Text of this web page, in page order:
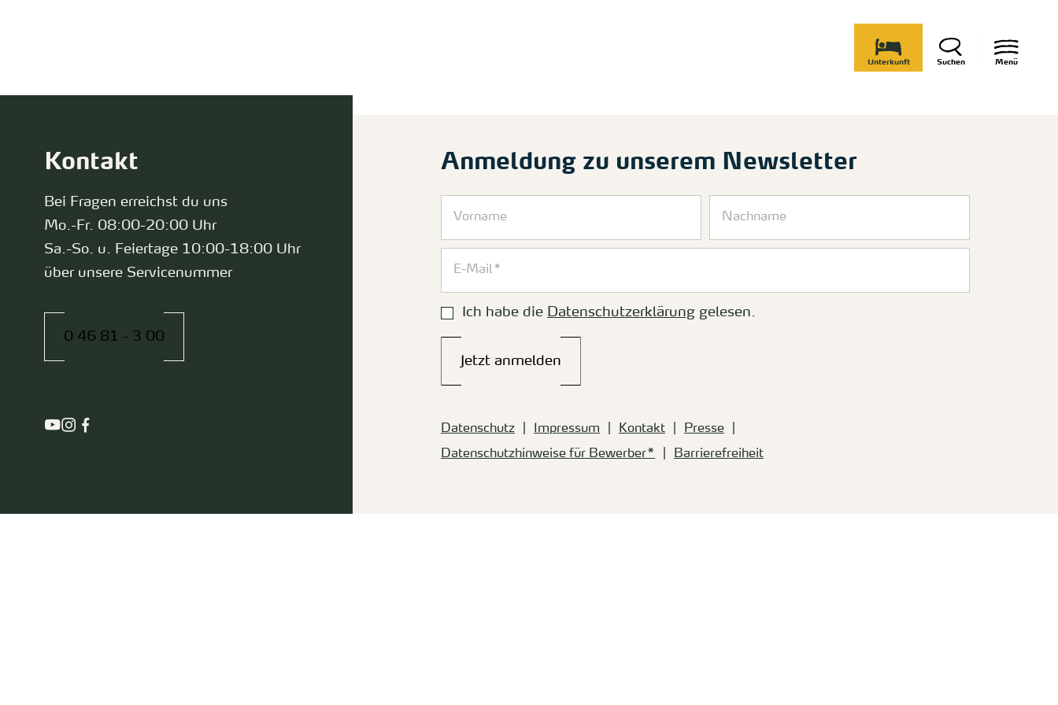
Menü
Suchen
Unterkunft
Anmeldung zu unserem Newsletter
Ich habe die Datenschutzerklärung gelesen.
Jetzt anmelden
Datenschutz Impressum Kontakt
Presse
Datenschutzhinweise für Bewerber*
Barrierefreiheit
Kontakt
Bei Fragen erreichst du uns
Mo.-Fr. 08:00-20:00 Uhr
Sa.-So. u. Feiertage 10:00-18:00 Uhr
über unsere Servicenummer
0 46 81 - 3 00